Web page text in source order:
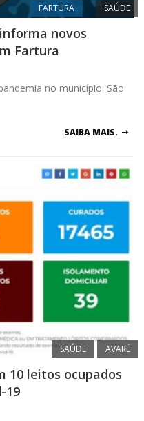
FARTURA SAÚDE
novos
Fartura
no município. São
SAIBA MAIS.
SAÚDE AVARÉ
10 leitos ocupados
19